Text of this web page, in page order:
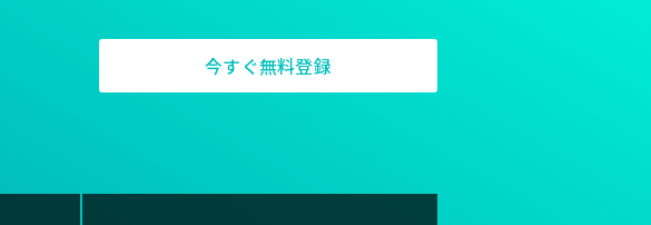
今すぐ無料登録